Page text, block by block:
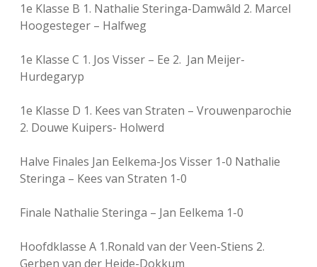
1e Klasse B 1. Nathalie Steringa-Damwâld 2. Marcel
Hoogesteger – Halfweg
1e Klasse C 1. Jos Visser – Ee 2. Jan Meijer-
Hurdegaryp
1e Klasse D 1. Kees van Straten – Vrouwenparochie
2. Douwe Kuipers- Holwerd
Halve Finales Jan Eelkema-Jos Visser 1-0 Nathalie
Steringa – Kees van Straten 1-0
Finale Nathalie Steringa – Jan Eelkema 1-0
Hoofdklasse A 1.Ronald van der Veen-Stiens 2.
Gerben van der Heide-Dokkum